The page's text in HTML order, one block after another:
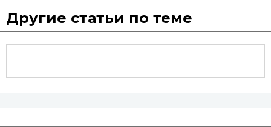
Другие статьи по теме